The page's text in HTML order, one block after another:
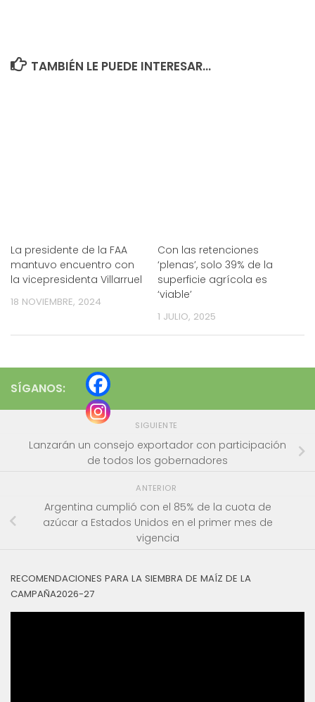
TAMBIÉN LE PUEDE INTERESAR...
La presidente de la FAA
mantuvo encuentro con
la vicepresidenta Villarruel
18 NOVIEMBRE, 2024
Con las retenciones
‘plenas’, solo 39% de la
superficie agrícola es
‘viable’
1 JULIO, 2025
SÍGANOS:
SIGUIENTE
Lanzarán un consejo exportador con participación
de todos los gobernadores
ANTERIOR
Argentina cumplió con el 85% de la cuota de
azúcar a Estados Unidos en el primer mes de
vigencia
RECOMENDACIONES PARA LA SIEMBRA DE MAÍZ DE LA
CAMPAÑA2026-27